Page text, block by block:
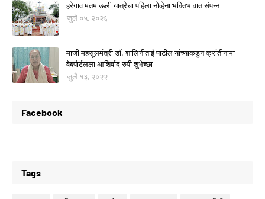
हरेगाव मतमाऊली यात्रेचा पहिला नोव्हेना भक्तिभावात संपन्न
जुलै ०५, २०२६
माजी महसूलमंत्री डॉ. शालिनीताई पाटील यांच्याकडुन क्रांतीनामा
वेबपोर्टलला आशिर्वाद रुपी शुभेच्छा
जुलै १३, २०२२
Facebook
Tags